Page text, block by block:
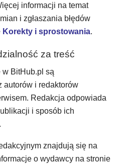
informacji na temat
i zgłaszania błędów
Korekty i sprostowania.
za treść
w BitHub.pl są
autorów i redaktorów
Redakcja odpowiada
i sposób ich
znajdują się na
o wydawcy na stronie